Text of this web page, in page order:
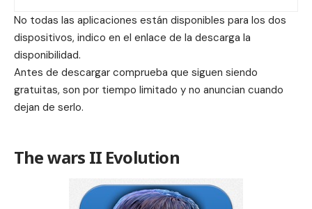
No todas las aplicaciones están disponibles para los dos
dispositivos, indico en el enlace de la descarga la
disponibilidad.
Antes de descargar comprueba que siguen siendo
gratuitas, son por tiempo limitado y no anuncian cuando
dejan de serlo.
The wars II Evolution